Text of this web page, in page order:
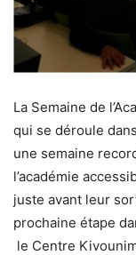
La Semaine de
qui se déroule
une semaine
l’académie
juste avant leur
prochaine étape
le Centre